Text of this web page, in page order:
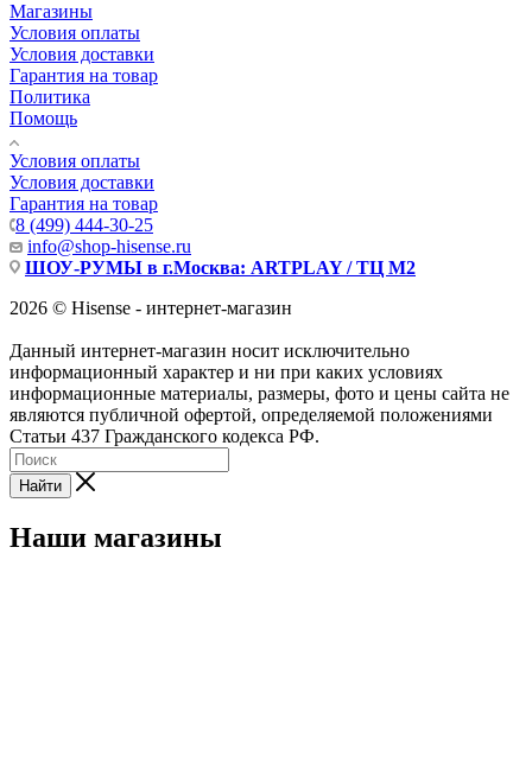
Магазины
Условия оплаты
Условия доставки
Гарантия на товар
Политика
Помощь
Условия оплаты
Условия доставки
Гарантия на товар
8 (499) 444-30-25
info@shop-hisense.ru
ШОУ-РУМЫ в г.Москва: ARTPLAY / ТЦ М2
2026 © Hisense - интернет-магазин
Данный интернет-магазин носит исключительно
информационный характер и ни при каких условиях
информационные материалы, размеры, фото и цены сайта не
являются публичной офертой, определяемой положениями
Статьи 437 Гражданского кодекса РФ.
Найти
Наши магазины